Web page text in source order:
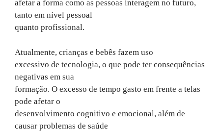
afetar a forma como as pessoas interagem no futuro,
tanto em nível pessoal
quanto profissional.
Atualmente, crianças e bebês fazem uso
excessivo de tecnologia, o que pode ter consequências
negativas em sua
formação. O excesso de tempo gasto em frente a telas
pode afetar o
desenvolvimento cognitivo e emocional, além de
causar problemas de saúde